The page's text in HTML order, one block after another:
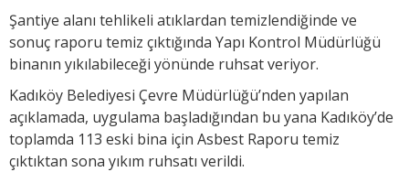
Şantiye alanı tehlikeli atıklardan temizlendiğinde ve
sonuç raporu temiz çıktığında Yapı Kontrol Müdürlüğü
binanın yıkılabileceği yönünde ruhsat veriyor.
Kadıköy Belediyesi Çevre Müdürlüğü’nden yapılan
açıklamada, uygulama başladığından bu yana Kadıköy’de
toplamda 113 eski bina için Asbest Raporu temiz
çıktıktan sona yıkım ruhsatı verildi.